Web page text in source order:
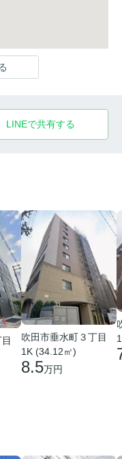
LINEで共有する
吹田市垂水町３丁目
1K (34.12㎡)
8.5万円